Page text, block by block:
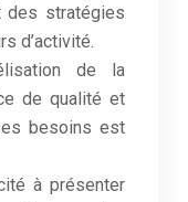
des stratégies
d’activité.
de la
de qualité et
besoins est
à présenter